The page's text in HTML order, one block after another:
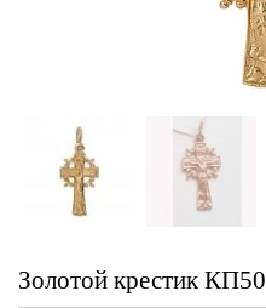
Золотой крестик КП50